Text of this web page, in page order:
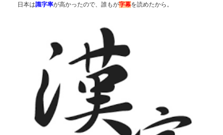
日本は識字率が高かったので、誰もが字幕を読めたから。